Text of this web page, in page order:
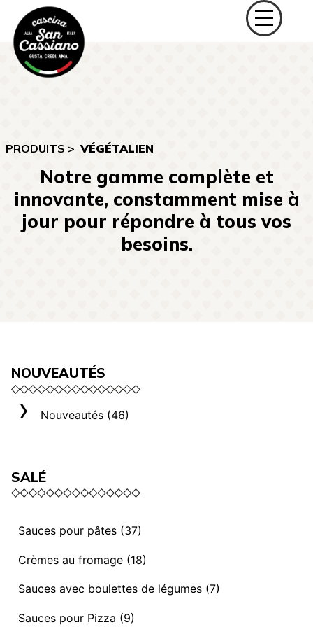
PRODUITS > VÉGÉTALIEN
Notre gamme complète et
innovante, constamment mise à
jour pour répondre à tous vos
besoins.
NOUVEAUTÉS
Nouveautés (46)
SALÉ
Sauces pour pâtes (37)
Sauces et ragoûts végétaliens (13)
Sauces “ I mediterranei” (3)
Sauces et ragoûts (14)
Crèmes au fromage (18)
Sélection Rome (3)
Crèmes au fromage (8)
Sauces avec boulettes de légumes (7)
Sauces avec Boulettes de légumes (7)
Sauces pour Pizza (9)